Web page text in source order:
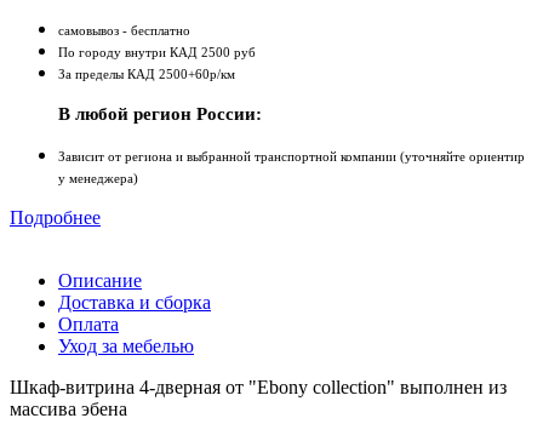
самовывоз - бесплатно
По городу внутри КАД 2500 руб
За пределы КАД 2500+60р/км
В любой регион России:
Зависит от региона и выбранной транспортной компании (уточняйте ориентир
у менеджера)
Подробнее
Описание
Доставка и сборка
Оплата
Уход за мебелью
Шкаф-витрина 4-дверная от "Ebony collection" выполнен из
массива эбена